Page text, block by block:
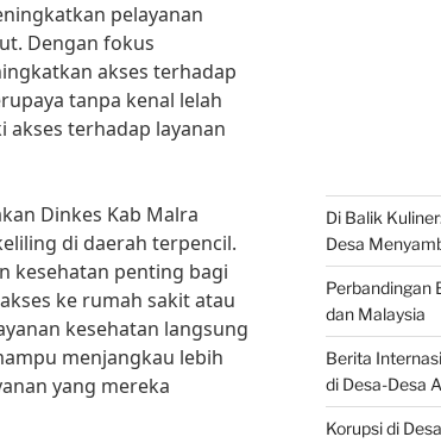
pelayanan
Dengan fokus
akses terhadap
tanpa kenal lelah
terhadap layanan
Dinkes Kab Malra
di daerah terpencil.
kesehatan penting bagi
ke rumah sakit atau
kesehatan langsung
menjangkau lebih
yang mereka
Di Balik
Desa
Perbandingan
dan Malaysia
Berita
di Desa-Desa
Korupsi di